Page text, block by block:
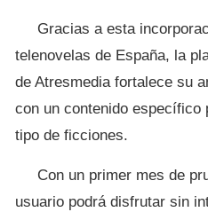
Gracias a esta
telenovelas de España, la
de Atresmedia fortalece su
con un contenido específico
tipo de ficciones.
Con un primer mes de
usuario podrá disfrutar sin